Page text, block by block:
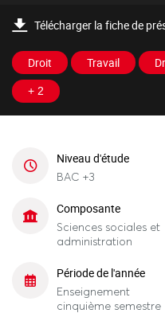
Télécharger la fiche de
Droit Travail
+ 2
Niveau d'étude
BAC +3
Composante
Sciences sociales et
administration
Période de l'année
Enseignement
cinquième semestre